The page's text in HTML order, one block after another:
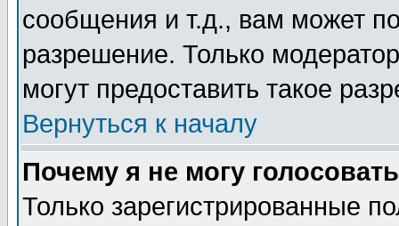
сообщения и т.д., вам может
разрешение. Только
могут предоставить такое
Вернуться к началу
Почему я не могу
Только зарегистрированные